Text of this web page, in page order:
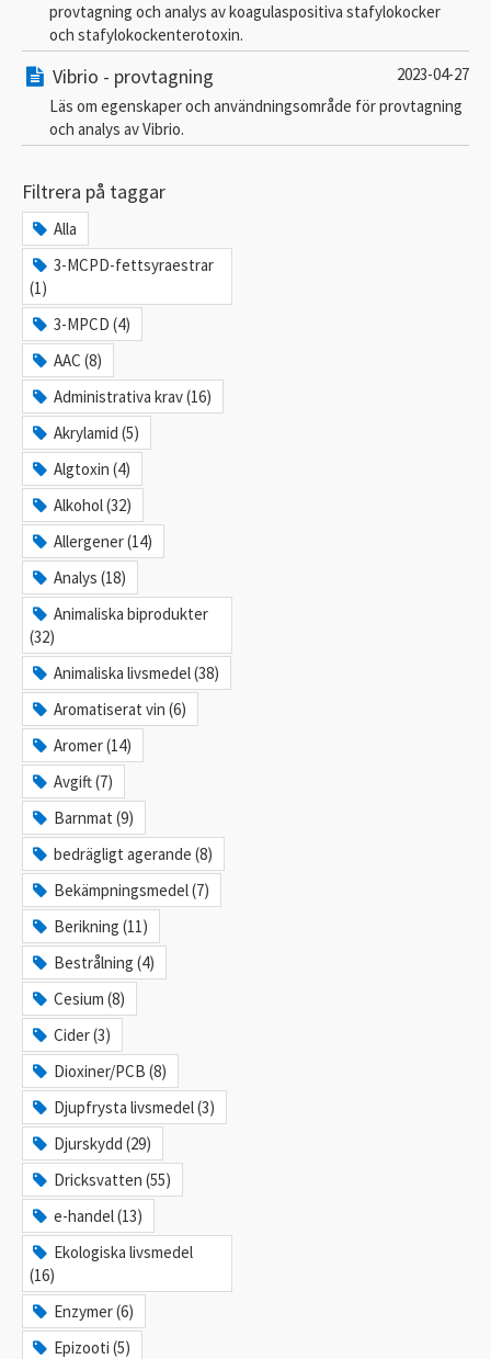
provtagning och analys av koagulaspositiva stafylokocker
och stafylokockenterotoxin.
Vibrio - provtagning
2023-04-27
Läs om egenskaper och användningsområde för provtagning
och analys av Vibrio.
Filtrera på taggar
Alla
3-MCPD-fettsyraestrar
(1)
3-MPCD (4)
AAC (8)
Administrativa krav (16)
Akrylamid (5)
Algtoxin (4)
Alkohol (32)
Allergener (14)
Analys (18)
Animaliska biprodukter
(32)
Animaliska livsmedel (38)
Aromatiserat vin (6)
Aromer (14)
Avgift (7)
Barnmat (9)
bedrägligt agerande (8)
Bekämpningsmedel (7)
Berikning (11)
Bestrålning (4)
Cesium (8)
Cider (3)
Dioxiner/PCB (8)
Djupfrysta livsmedel (3)
Djurskydd (29)
Dricksvatten (55)
e-handel (13)
Ekologiska livsmedel
(16)
Enzymer (6)
Epizooti (5)